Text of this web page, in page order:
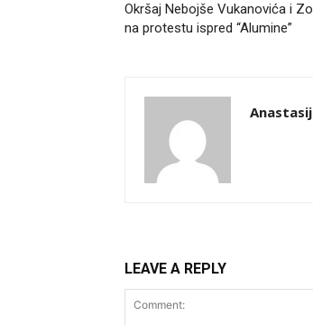
Okršaj Nebojše Vukanovića i
na protestu ispred “Alumine”
LEAVE A REPLY